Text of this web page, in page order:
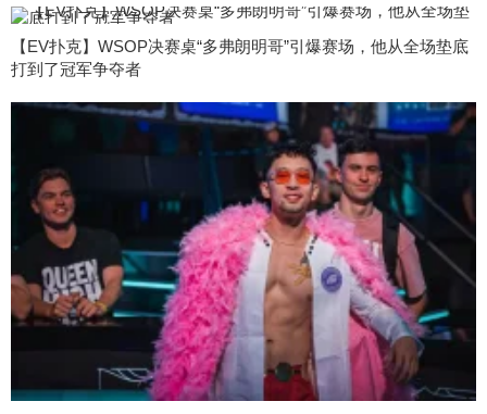
【EV扑克】WSOP决赛桌“多弗朗明哥”引爆赛场，他从全场垫底
打到了冠军争夺者